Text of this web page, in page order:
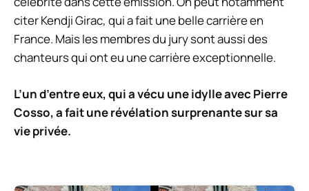
citer Kendji Girac, qui a fait une belle carrière en
France. Mais les membres du jury sont aussi des
chanteurs qui ont eu une carrière exceptionnelle.
L’un d’entre eux, qui a vécu une idylle avec Pierre
Cosso, a fait une révélation surprenante sur sa
vie privée.